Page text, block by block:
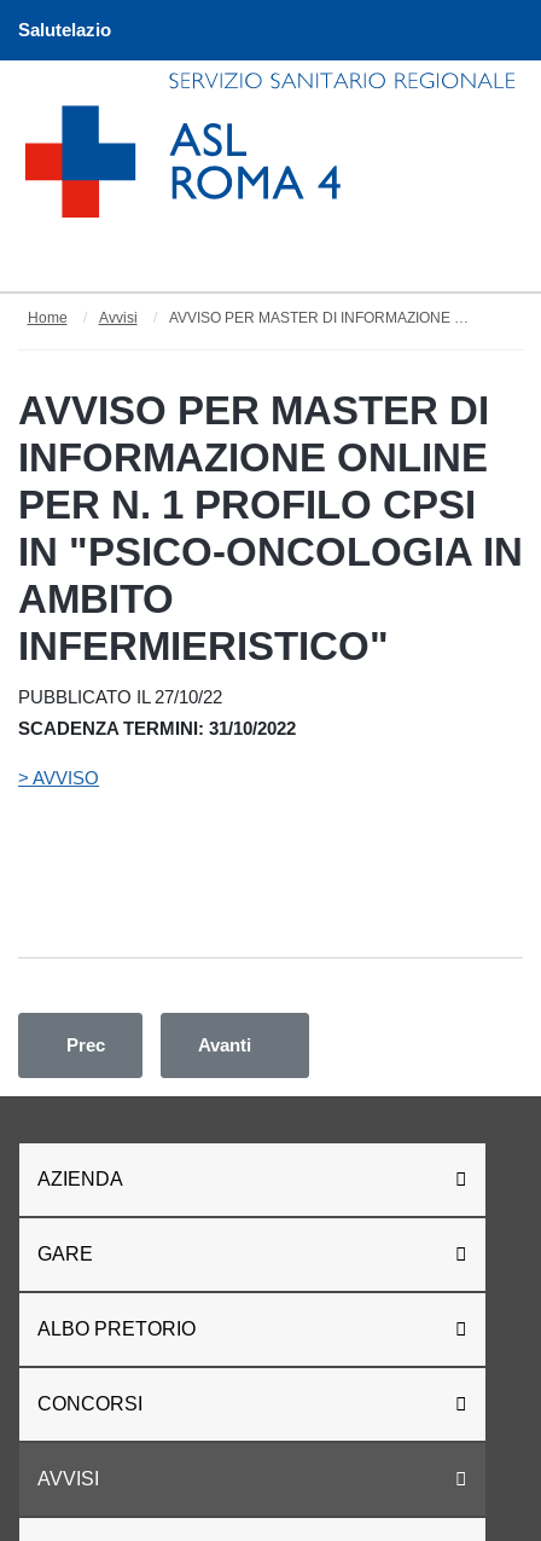
Salutelazio
Home Avvisi AVVISO PER MASTER DI INFORMAZIONE ONLINE PER N. 1 PROFILO CPSI IN "PSICO-ONCOLOGIA IN AMBITO INFERMIERISTICO"
AVVISO PER MASTER DI
INFORMAZIONE ONLINE
PER N. 1 PROFILO CPSI
IN "PSICO-ONCOLOGIA IN
AMBITO
INFERMIERISTICO"
PUBBLICATO IL 27/10/22
SCADENZA TERMINI: 31/10/2022
> AVVISO
Articolo precedente: AVVISO PER MASTER DI
Prec Articolo successivo: AVVISO DI
Avanti
AZIENDA
GARE
ALBO PRETORIO
CONCORSI
AVVISI